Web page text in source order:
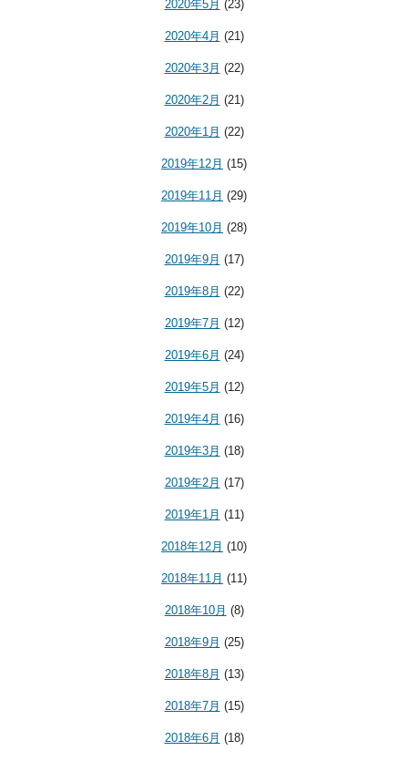
2020年5月 (23)
2020年4月 (21)
2020年3月 (22)
2020年2月 (21)
2020年1月 (22)
2019年12月 (15)
2019年11月 (29)
2019年10月 (28)
2019年9月 (17)
2019年8月 (22)
2019年7月 (12)
2019年6月 (24)
2019年5月 (12)
2019年4月 (16)
2019年3月 (18)
2019年2月 (17)
2019年1月 (11)
2018年12月 (10)
2018年11月 (11)
2018年10月 (8)
2018年9月 (25)
2018年8月 (13)
2018年7月 (15)
2018年6月 (18)